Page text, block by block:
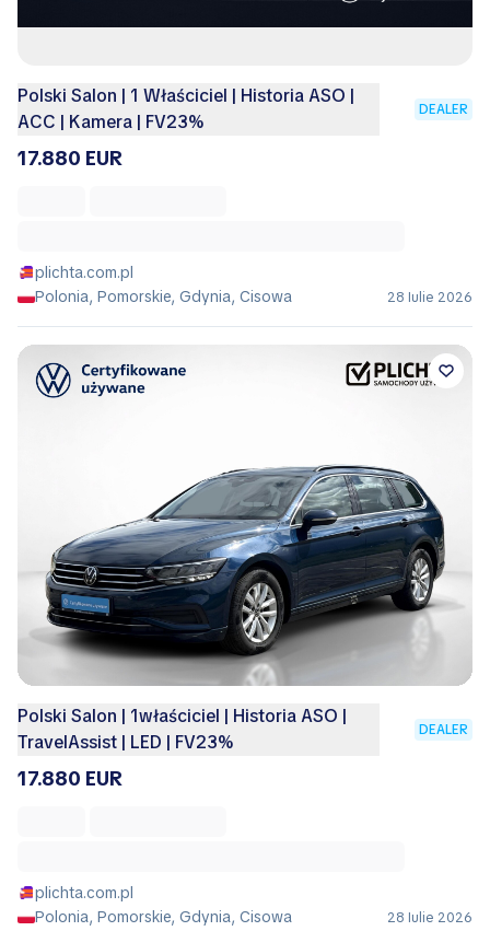
Polski Salon | 1 Właściciel | Historia ASO |
ACC | Kamera | FV23%
DEALER
17.880 EUR
plichta.com.pl
Polonia, Pomorskie, Gdynia, Cisowa
28 Iulie 2026
Polski Salon | 1właściciel | Historia ASO |
TravelAssist | LED | FV23%
DEALER
17.880 EUR
plichta.com.pl
Polonia, Pomorskie, Gdynia, Cisowa
28 Iulie 2026